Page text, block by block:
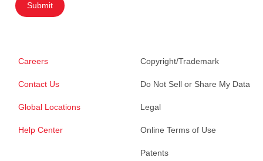
Submit
Careers
Contact Us
Global Locations
Help Center
Copyright/Trademark
Do Not Sell or Share My Data
Legal
Online Terms of Use
Patents